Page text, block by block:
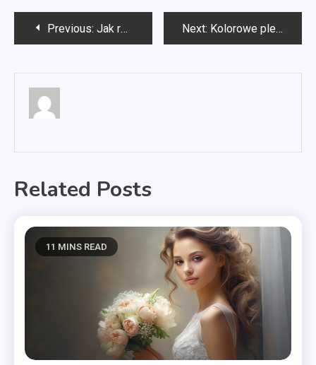
Nawigacja
Previous: Jak reklamować serwis samochodowy? Next: Kolorowe plecaki damskie
Related Posts
11 MINS READ